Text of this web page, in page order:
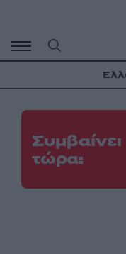
περιεχόμενο
Συμβαίνει
τώρα: